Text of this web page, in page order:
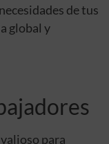
de tus
global y
para